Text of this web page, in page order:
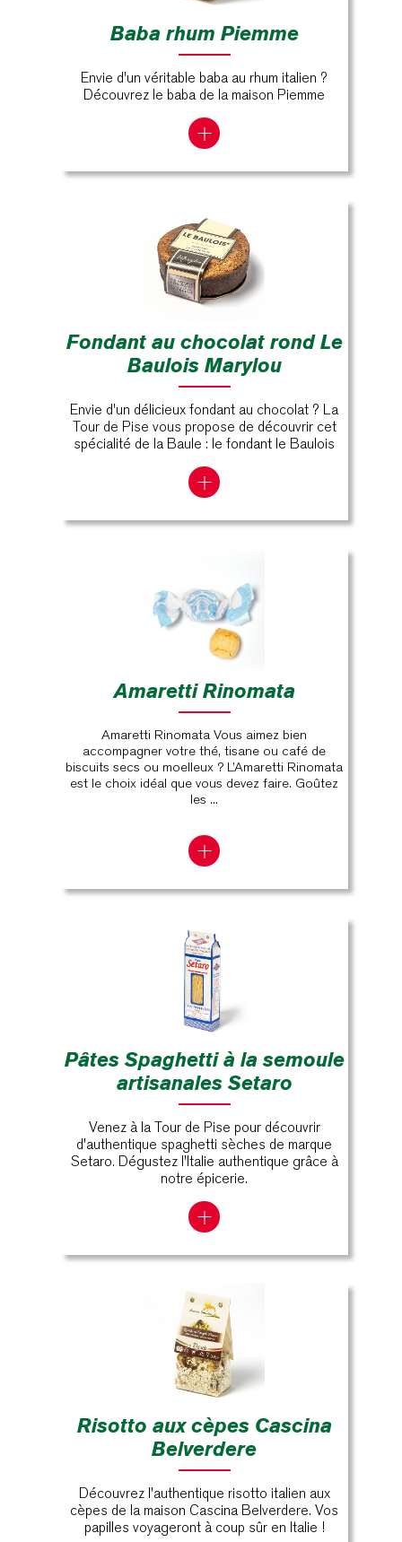
Baba rhum Piemme
Envie d'un véritable baba au rhum italien ?
Découvrez le baba de la maison Piemme
Fondant au chocolat rond Le
Baulois Marylou
Envie d'un délicieux fondant au chocolat ? La
Tour de Pise vous propose de découvrir cet
spécialité de la Baule : le fondant le Baulois
Amaretti Rinomata
Amaretti Rinomata Vous aimez bien
accompagner votre thé, tisane ou café de
biscuits secs ou moelleux ? L’Amaretti Rinomata
est le choix idéal que vous devez faire. Goûtez
les ...
Pâtes Spaghetti à la semoule
artisanales Setaro
Venez à la Tour de Pise pour découvrir
d'authentique spaghetti sèches de marque
Setaro. Dégustez l'Italie authentique grâce à
notre épicerie.
Risotto aux cèpes Cascina
Belverdere
Découvrez l'authentique risotto italien aux
cèpes de la maison Cascina Belverdere. Vos
papilles voyageront à coup sûr en Italie !